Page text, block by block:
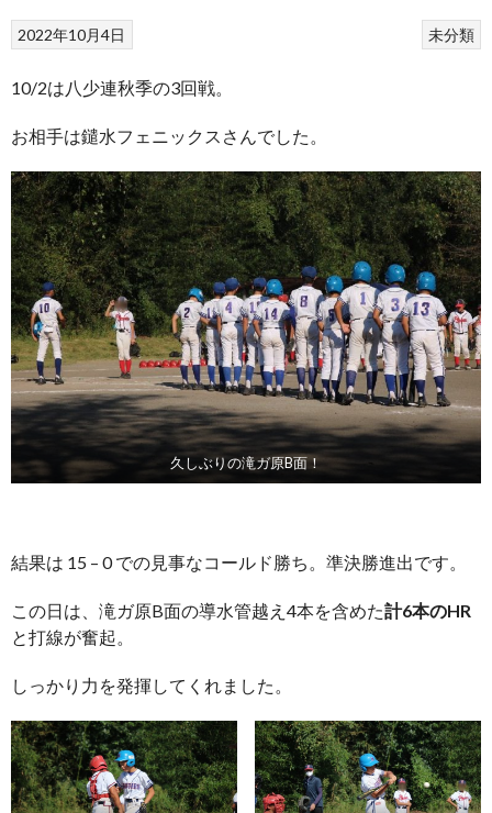
未分類
2022年10月4日
10/2は八少連秋季の3回戦。
お相手は鑓水フェニックスさんでした。
久しぶりの滝ガ原B面！
結果は 15 – 0 での見事なコールド勝ち。準決勝進出です。
この日は、滝ガ原B面の導水管越え4本を含めた計6本のHR
と打線が奮起。
しっかり力を発揮してくれました。